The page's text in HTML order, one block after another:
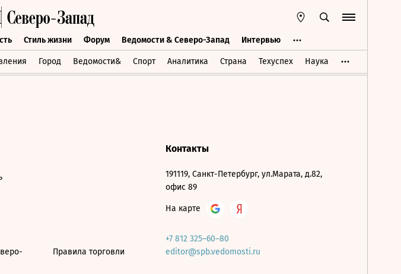
Стиль жизни Форум Ведомости & Северо-Запад Интервью
Город Ведомости& Спорт Аналитика Страна Техуспех Наука
Стиль жизни Форум Ведомости & Северо-Запад Интервью
Правила торговли
Контакты
191119, Санкт-Петербург, ул.Марата, д.82,
офис 89
На карте
+7 812 325–60–80
editor@spb.vedomosti.ru